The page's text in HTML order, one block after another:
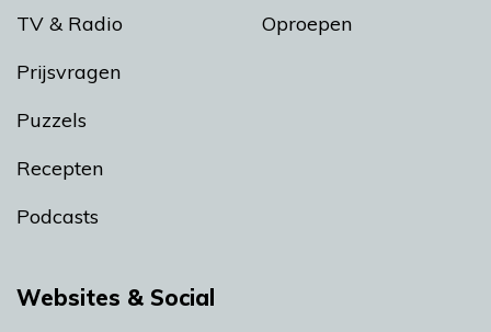
TV & Radio
Prijsvragen
Puzzels
Recepten
Podcasts
Oproepen
Websites & Social